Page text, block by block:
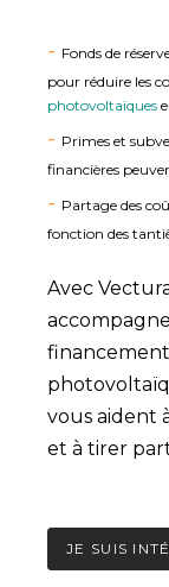
Fonds de
pour réduire les
photovoltaïques
Primes et
financières
Partage des
fonction des
Avec
vous aident
et à tirer
JE SUIS